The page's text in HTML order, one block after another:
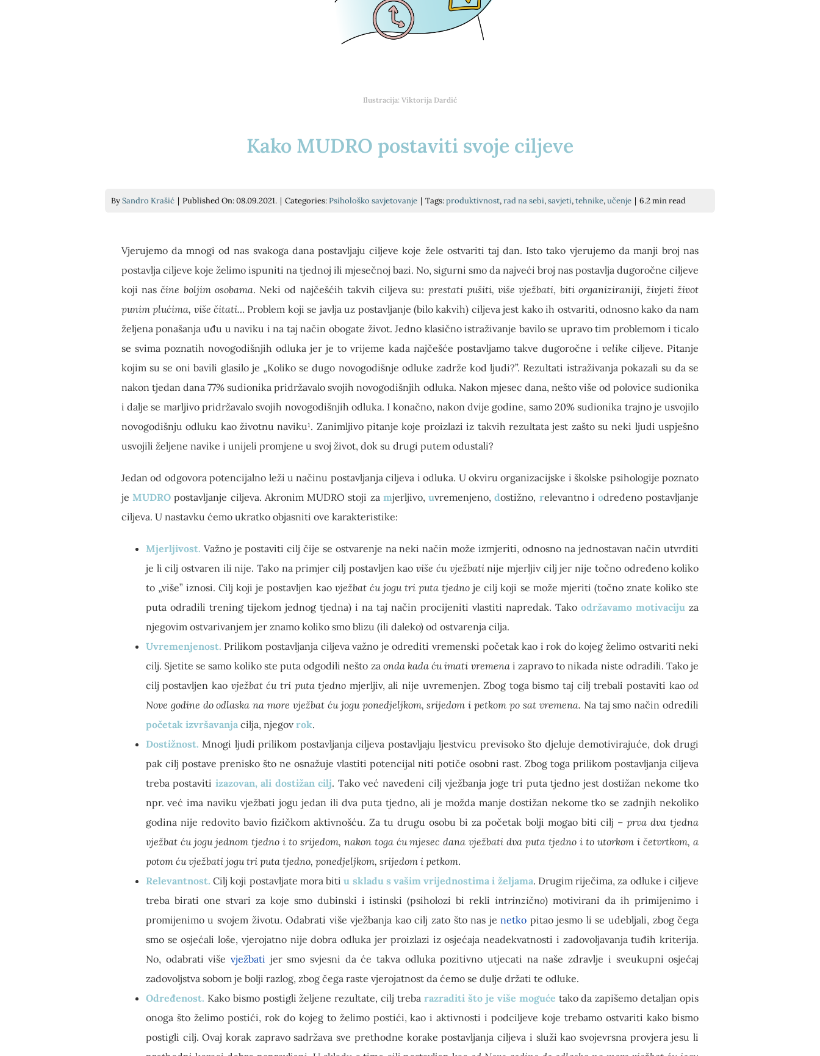
Ilustracija: Viktorija Dardić
Kako MUDRO postaviti svoje ciljeve
BySandro Krašić | Published On: 08.09.2021. | Categories:Psihološko savjetovanje | Tags:produktivnost,rad na sebi,savjeti,tehnike,učenje | 6.2 min read
Vjerujemo da mnogi od nas svakoga dana postavljaju ciljeve koje žele ostvariti taj dan. Isto tako vjerujemo da manji broj nas
postavlja ciljeve koje želimo ispuniti na tjednoj ili mjesečnoj bazi. No, sigurni smo da najveći broj nas postavlja dugoročne ciljeve
koji nasčine boljim osobama. Neki od najčešćih takvih ciljeva su: prestati pušiti, više vježbati, biti organiziraniji, živjeti život
punim plućima, više čitati… Problem koji se javlja uz postavljanje (bilo kakvih) ciljeva jest kako ih ostvariti, odnosno kako da nam
željena ponašanja uđu u naviku i na taj način obogate život. Jedno klasično istraživanje bavilo se upravo tim problemom i ticalo
se svima poznatih novogodišnjih odluka jer je to vrijeme kada najčešće postavljamo takve dugoročne ivelikeciljeve. Pitanje
kojim su se oni bavili glasilo je „Koliko se dugo novogodišnje odluke zadrže kod ljudi?”. Rezultati istraživanja pokazali su da se
nakon tjedan dana 77% sudionika pridržavalo svojih novogodišnjih odluka. Nakon mjesec dana, nešto više od polovice sudionika
i dalje se marljivo pridržavalo svojih novogodišnjih odluka. I konačno, nakon dvije godine, samo 20% sudionika trajno je usvojilo
novogodišnju odluku kao životnu naviku¹. Zanimljivo pitanje koje proizlazi iz takvih rezultata jest zašto su neki ljudi uspješno
usvojili željene navike i unijeli promjene u svoj život, dok su drugi putem odustali?
Jedan od odgovora potencijalno leži u načinu postavljanja ciljeva i odluka. U okviru organizacijske i školske psihologije poznato
jeMUDRO postavljanje ciljeva. Akronim MUDRO stoji za mjerljivo, uvremenjeno,dostižno, relevantno i određeno postavljanje
ciljeva. U nastavku ćemo ukratko objasniti ove karakteristike:
Mjerljivost. Važno je postaviti cilj čije se ostvarenje na neki način može izmjeriti, odnosno na jednostavan način utvrditi
je li cilj ostvaren ili nije. Tako na primjer cilj postavljen kaoviše ću vježbatinije mjerljiv cilj jer nije točno određeno koliko
to „više” iznosi. Cilj koji je postavljen kao vježbat ću jogu tri puta tjednoje cilj koji se može mjeriti (točno znate koliko ste
puta odradili trening tijekom jednog tjedna) i na taj način procijeniti vlastiti napredak. Takoodržavamo motivaciju za
njegovim ostvarivanjem jer znamo koliko smo blizu (ili daleko) od ostvarenja cilja.
Uvremenjenost. Prilikom postavljanja ciljeva važno je odrediti vremenski početak kao i rok do kojeg želimo ostvariti neki
cilj. Sjetite se samo koliko ste puta odgodili nešto za onda kada ću imati vremenai zapravo to nikada niste odradili. Tako je
cilj postavljen kao vježbat ću tri puta tjedno mjerljiv, ali nije uvremenjen. Zbog toga bismo taj cilj trebali postaviti kaood
Nove godine do odlaska na more vježbat ću jogu ponedjeljkom, srijedom i petkom po sat vremena. Na taj smo način odredili
početak izvršavanjacilja, njegov rok.
Dostižnost. Mnogi ljudi prilikom postavljanja ciljeva postavljaju ljestvicu previsoko što djeluje demotivirajuće, dok drugi
pak cilj postave prenisko što ne osnažuje vlastiti potencijal niti potiče osobni rast. Zbog toga prilikom postavljanja ciljeva
treba postaviti izazovan, ali dostižan cilj. Tako već navedeni cilj vježbanja joge tri puta tjedno jest dostižan nekome tko
npr. već ima naviku vježbati jogu jedan ili dva puta tjedno, ali je možda manje dostižan nekome tko se zadnjih nekoliko
godina nije redovito bavio fizičkom aktivnošću. Za tu drugu osobu bi za početak bolji mogao biti cilj –prva dva tjedna
vježbat ću jogu jednom tjedno i to srijedom, nakon toga ću mjesec dana vježbati dva puta tjedno i to utorkom i četvrtkom, a
potom ću vježbati jogu tri puta tjedno, ponedjeljkom, srijedom i petkom.
Relevantnost. Cilj koji postavljate mora bitiu skladu s vašim vrijednostima i željama. Drugim riječima, za odluke i ciljeve
treba birati one stvari za koje smo dubinski i istinski (psiholozi bi rekliintrinzično) motivirani da ih primijenimo i
promijenimo u svojem životu. Odabrati više vježbanja kao cilj zato što nas je netko pitao jesmo li se udebljali, zbog čega
smo se osjećali loše, vjerojatno nije dobra odluka jer proizlazi iz osjećaja neadekvatnosti i zadovoljavanja tuđih kriterija.
No, odabrati više vježbati jer smo svjesni da će takva odluka pozitivno utjecati na naše zdravlje i sveukupni osjećaj
zadovoljstva sobom je bolji razlog, zbog čega raste vjerojatnost da ćemo se dulje držati te odluke.
Određenost. Kako bismo postigli željene rezultate, cilj trebarazraditi što je više moguće tako da zapišemo detaljan opis
onoga što želimo postići, rok do kojeg to želimo postići, kao i aktivnosti i podciljeve koje trebamo ostvariti kako bismo
postigli cilj. Ovaj korak zapravo sadržava sve prethodne korake postavljanja ciljeva i služi kao svojevrsna provjera jesu li